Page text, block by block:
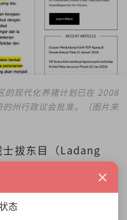
的现代化养猪计划已在 2008
州行政议会批准。（图片来
拔东目（Ladang
计划，早在
2008
执政、由拿督斯里
的州行政议会批
×
态